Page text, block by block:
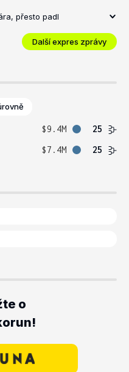
přesto padl
Další expres zprávy
$9.4M
25
$7.4M 25
o